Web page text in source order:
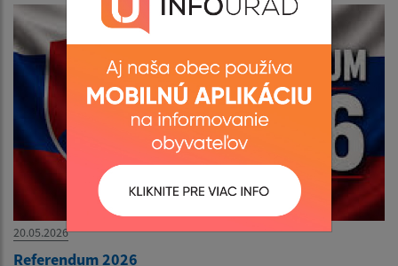
20.05.2026
Referendum 2026